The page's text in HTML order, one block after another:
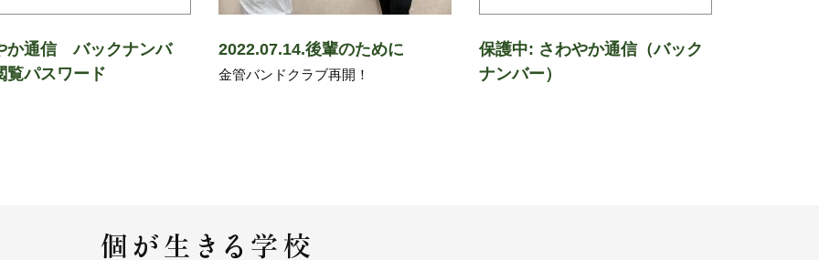
か通信 バックナンバ
パスワード
2022.07.14.後輩のために
金管バンドクラブ再開！
保護中: さわやか通信（バック
ナンバー）